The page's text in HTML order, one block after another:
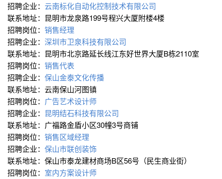
招聘企业： 云南标化自动化控制技术有限公司
联系地址：昆明市龙泉路199号程兴大厦附楼4楼
招聘岗位： 销售经理
招聘企业： 深圳市卫泉科技有限公司
联系地址：昆明市北京路延长线江东好世界大厦B栋2110室
招聘岗位： 销售代表
招聘企业： 保山金泰文化传播
联系地址：云南保山河图镇
招聘岗位： 广告艺术设计师
招聘企业： 昆明结石科技有限公司
联系地址：广福路金盾小区30幢3号商铺
招聘岗位： 销售区域经理
招聘企业： 保山市联创装饰
联系地址：保山市泰龙建材商场B区56号（民生商业街）
招聘岗位： 室内方案设计师